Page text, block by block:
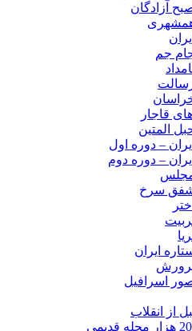
آزادگان
همشهری
جم
قاجار
المتین
– دوره اول
– دوره دوم
مجلس
شفق سرخ
ایران
اسرافیل
از انقلاب